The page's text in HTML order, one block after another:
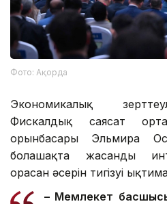
Фото: Ақорда
Экономикалық
Фискалдық саясат
орынбасары Эльмира
болашақта жасанды
орасан әсерін тигізуі
– Мемлекет